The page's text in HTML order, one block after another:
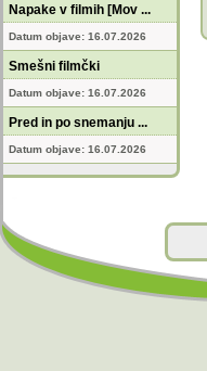
Napake v filmih [Mov ...
Datum objave: 16.07.2026
Smešni filmčki
Datum objave: 16.07.2026
Pred in po snemanju ...
Datum objave: 16.07.2026